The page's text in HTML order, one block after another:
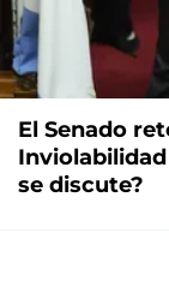
El Senado
se discute?